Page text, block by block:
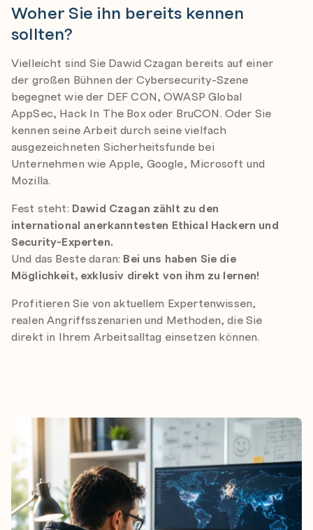
Woher Sie ihn bereits kennen
sollten?
Vielleicht sind Sie Dawid Czagan bereits auf einer
der großen Bühnen der Cybersecurity-Szene
begegnet wie der DEF CON, OWASP Global
AppSec, Hack In The Box oder BruCON. Oder Sie
kennen seine Arbeit durch seine vielfach
ausgezeichneten Sicherheitsfunde bei
Unternehmen wie Apple, Google, Microsoft und
Mozilla.
Fest steht: Dawid Czagan zählt zu den
international anerkanntesten Ethical Hackern und
Security-Experten.
Und das Beste daran: Bei uns haben Sie die
Möglichkeit, exklusiv direkt von ihm zu lernen!
Profitieren Sie von aktuellem Expertenwissen,
realen Angriffsszenarien und Methoden, die Sie
direkt in Ihrem Arbeitsalltag einsetzen können.